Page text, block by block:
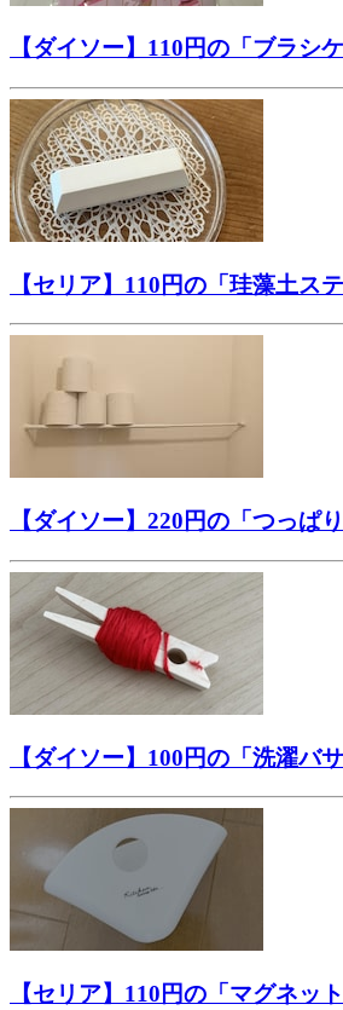
【ダイソー】110円の「ブラ
【セリア】110円の「珪藻土
【ダイソー】220円の「つっ
【ダイソー】100円の「洗濯
【セリア】110円の「マグネ